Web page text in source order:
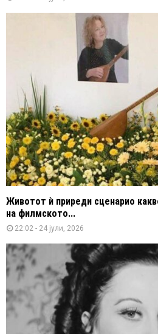
Животот ѝ приреди сценарио
на филмското...
22:02 - 24 јули, 2026